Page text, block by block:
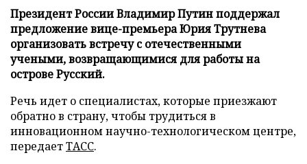
Президент России Владимир Путин поддержал
предложение вице-премьера Юрия Трутнева
организовать встречу с отечественными
учеными, возвращающимися для работы на
острове Русский.
Речь идет о специалистах, которые приезжают
обратно в страну, чтобы трудиться в
инновационном научно-технологическом центре,
передаетТАСС.